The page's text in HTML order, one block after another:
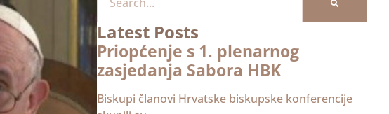
Latest Posts
Priopćenje s 1. plenarnog
zasjedanja Sabora HBK
Biskupi članovi Hrvatske biskupske konferencije